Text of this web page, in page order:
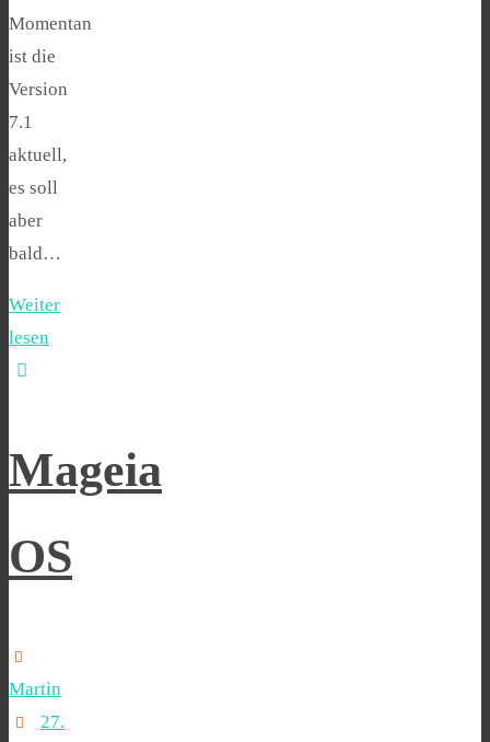
Momentan
ist die
Version
7.1
aktuell,
es soll
aber
bald…
Weiter
lesen
Mageia
OS
Martin
27.